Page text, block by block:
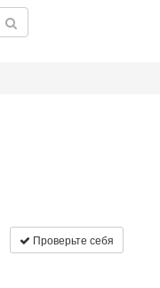
Проверьте себя